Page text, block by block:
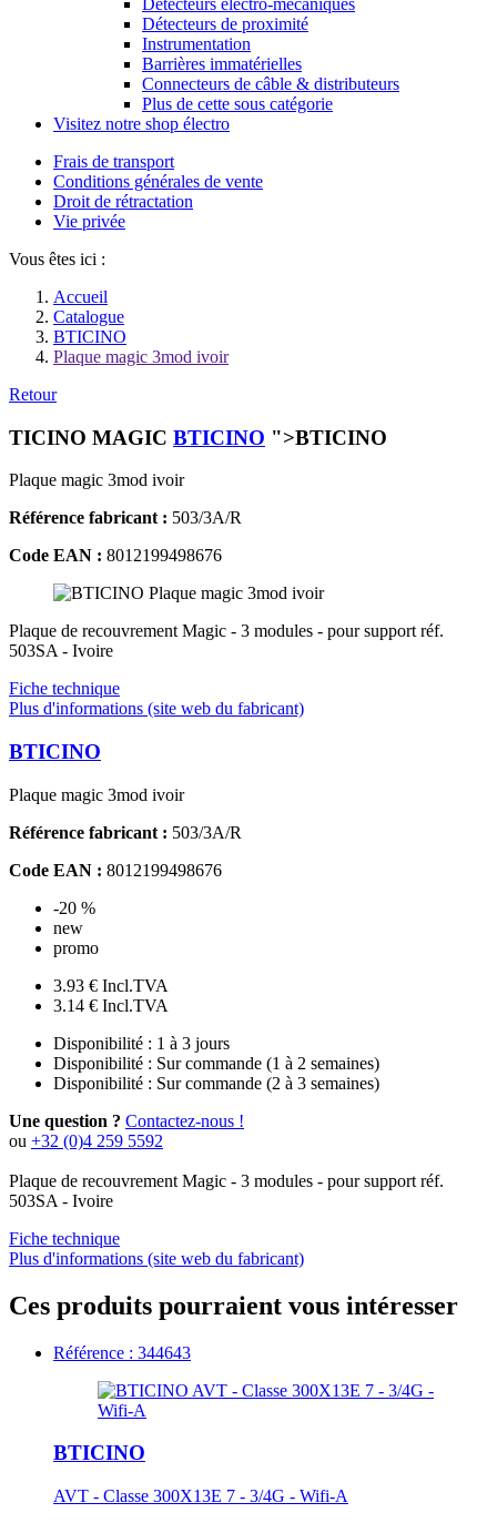
Détecteurs de proximité
Instrumentation
Barrières immatérielles
Connecteurs de câble & distributeurs
Plus de cette sous catégorie
Visitez notre shop électro
Frais de transport
Conditions générales de vente
Droit de rétractation
Vie privée
Vous êtes ici :
Accueil
Catalogue
BTICINO
Plaque magic 3mod ivoir
Retour
TICINO MAGIC BTICINO ">BTICINO
Plaque magic 3mod ivoir
Référence fabricant : 503/3A/R
Code EAN : 8012199498676
Plaque de recouvrement Magic - 3 modules - pour support réf.
503SA - Ivoire
Fiche technique
Plus d'informations (site web du fabricant)
BTICINO
Plaque magic 3mod ivoir
Référence fabricant : 503/3A/R
Code EAN : 8012199498676
-20 %
new
promo
3.93 € Incl.TVA
3.14 € Incl.TVA
Disponibilité : 1 à 3 jours
Disponibilité : Sur commande (1 à 2 semaines)
Disponibilité : Sur commande (2 à 3 semaines)
Une question ? Contactez-nous !
ou +32 (0)4 259 5592
Plaque de recouvrement Magic - 3 modules - pour support réf.
503SA - Ivoire
Fiche technique
Plus d'informations (site web du fabricant)
Ces produits pourraient vous intéresser
Référence : 344643
BTICINO
AVT - Classe 300X13E 7 - 3/4G - Wifi-A